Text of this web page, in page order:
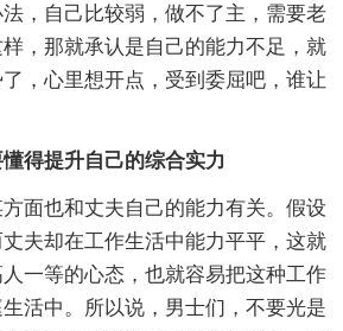
，自己比较弱，做不了主，需要老
，那就承认是自己的能力不足，就
，心里想开点，受到委屈吧，谁让
得提升自己的综合实力
面也和丈夫自己的能力有关。假设
夫却在工作生活中能力平平，这就
一等的心态，也就容易把这种工作
生活中。所以说，男士们，不要光是